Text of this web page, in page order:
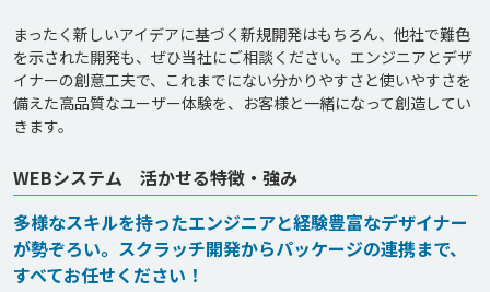
まったく新しいアイデアに基づく新規開発はもちろん、他社で難色
を示された開発も、ぜひ当社にご相談ください。エンジニアとデザ
イナーの創意工夫で、これまでにない分かりやすさと使いやすさを
備えた高品質なユーザー体験を、お客様と一緒になって創造してい
WEBシステム 活かせる特徴・強み
多様なスキルを持ったエンジニアと経験豊富なデザイナー
が勢ぞろい。スクラッチ開発からパッケージの連携まで、
すべてお任せください！